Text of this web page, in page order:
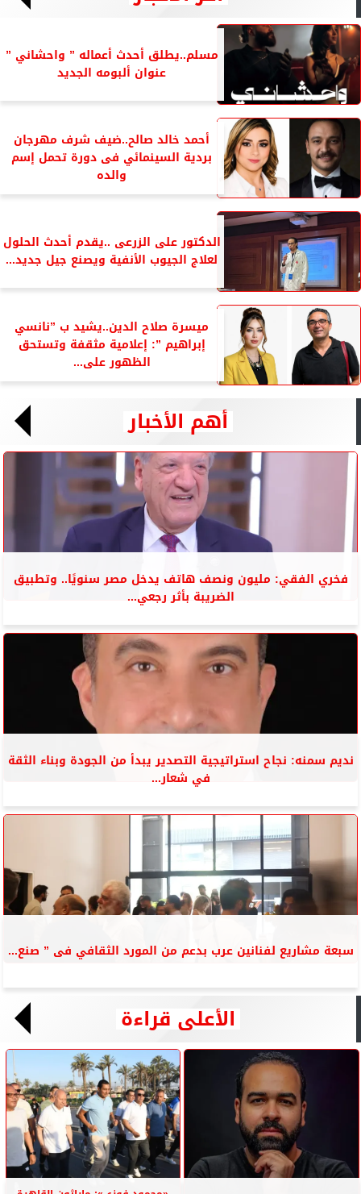
مسلم..يطلق أحدث أعماله ” واحشاني ”
عنوان ألبومه الجديد
أحمد خالد صالح..ضيف شرف مهرجان
بردية السينمائي فى دورة تحمل إسم
والده
الدكتور على الزرعى ..يقدم أحدث الحلول
لعلاج الجيوب الأنفية ويصنع جيل جديد...
ميسرة صلاح الدين..يشيد ب ”نانسي
إبراهيم ”: إعلامية مثقفة وتستحق
الظهور على...
أهم الأخبار
فخري الفقي: مليون ونصف هاتف يدخل مصر سنويًا.. وتطبيق
الضريبة بأثر رجعي...
نديم سمنه: نجاح استراتيجية التصدير يبدأ من الجودة وبناء الثقة
في شعار...
سبعة مشاريع لفنانين عرب بدعم من المورد الثقافي فى ” صنع...
الأعلى قراءة